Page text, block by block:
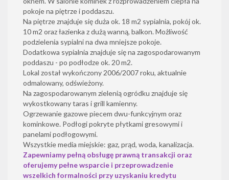
pokoje na piętrze i poddaszu.
Na piętrze znajduje się duża ok. 18 m2 sypialnia, pokój ok.
10 m2 oraz łazienka z dużą wanną, balkon. Możliwość
podzielenia sypialni na dwa mniejsze pokoje.
Dodatkowa sypialnia znajduje się na zagospodarowanym
poddaszu - po podłodze ok. 20 m2.
Lokal został wykończony 2006/2007 roku, aktualnie
odmalowany, odświeżony.
Na zagospodarowanym zielenią ogródku znajduje się
wykostkowany taras i grill kamienny.
Ogrzewanie gazowe piecem dwu-funkcyjnym oraz
kominkowe. Podłogi pokryte płytkami gresowymi i
panelami podłogowymi.
Wszystkie media miejskie: gaz, prąd, woda, kanalizacja.
Zapewniamy pełną obsługę prawną transakcji oraz
oferujemy pełne wsparcie i przeprowadzenie
wszelkich formalności przy uzyskaniu kredytu